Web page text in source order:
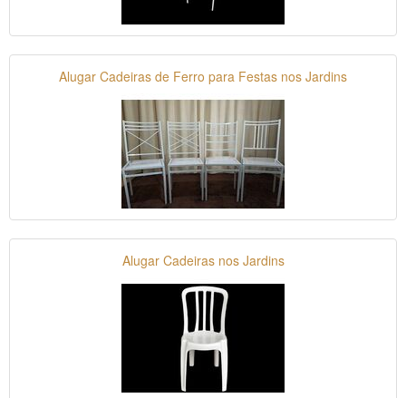
Alugar Cadeiras de Ferro para Festas nos Jardins
Alugar Cadeiras nos Jardins